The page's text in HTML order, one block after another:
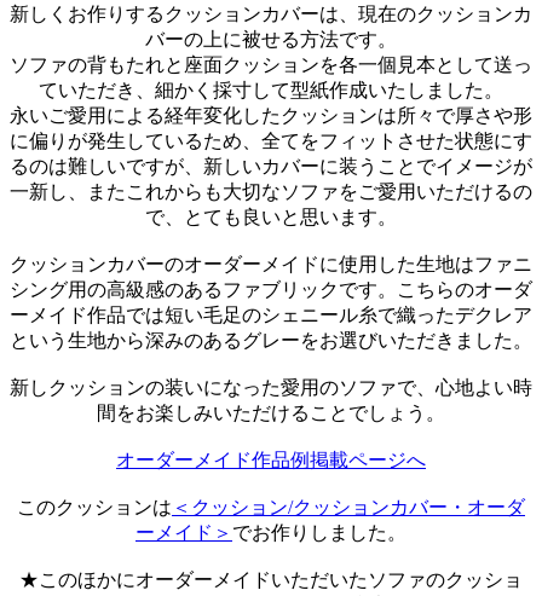
新しくお作りするクッションカバーは、現在のクッションカ
バーの上に被せる方法です。
ソファの背もたれと座面クッションを各一個見本として送っ
ていただき、細かく採寸して型紙作成いたしました。
永いご愛用による経年変化したクッションは所々で厚さや形
に偏りが発生しているため、全てをフィットさせた状態にす
るのは難しいですが、新しいカバーに装うことでイメージが
一新し、またこれからも大切なソファをご愛用いただけるの
で、とても良いと思います。
クッションカバーのオーダーメイドに使用した生地はファニ
シング用の高級感のあるファブリックです。こちらのオーダ
ーメイド作品では短い毛足のシェニール糸で織ったデクレア
という生地から深みのあるグレーをお選びいただきました。
新しクッションの装いになった愛用のソファで、心地よい時
間をお楽しみいただけることでしょう。
オーダーメイド作品例掲載ページへ
このクッションは ＜クッション/クッションカバー・オーダ
ーメイド＞ でお作りしました。
★このほかにオーダーメイドいただいたソファのクッショ